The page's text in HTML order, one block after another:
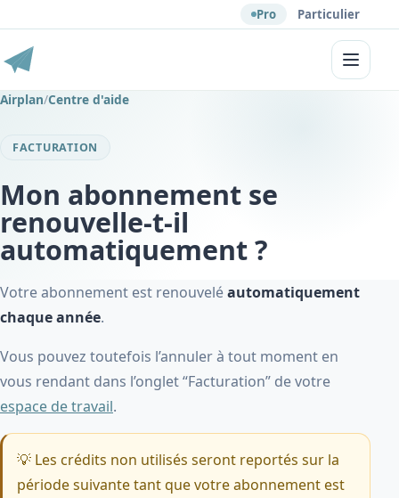
Pro Particulier
Menu
Airplan/Centre d'aide
FACTURATION
Mon abonnement se
renouvelle-t-il
automatiquement ?
Votre abonnement est renouveléautomatiquement
chaque année.
Vous pouvez toutefois l’annuler à tout moment en
vous rendant dans l’onglet “Facturation” de votre
espace de travail.
💡 Les crédits non utilisés seront reportés sur la
période suivante tant que votre abonnement est